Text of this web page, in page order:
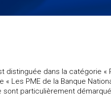
distinguée dans la catégorie
Les PME de la Banque
particulièrement